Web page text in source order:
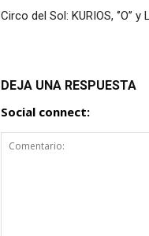
Circo del Sol: KURIOS, ‘’O’’ y
DEJA UNA RESPUESTA
Social connect: